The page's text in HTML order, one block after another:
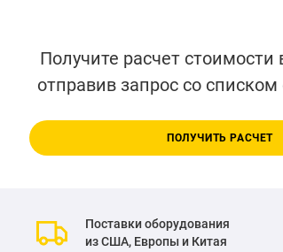
Получите расчет стоимости
отправив запрос со списком
ПОЛУЧИТЬ РАСЧЕТ
Поставки оборудования
из США, Европы и Китая